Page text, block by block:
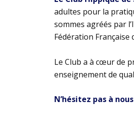
adultes pour la
sommes agréés par
Fédération
Le Club a à cœur de
enseignement de
N’hésitez pas à